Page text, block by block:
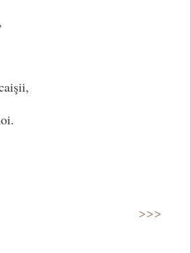
>>>